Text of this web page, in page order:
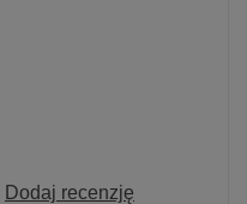
Dodaj recenzję